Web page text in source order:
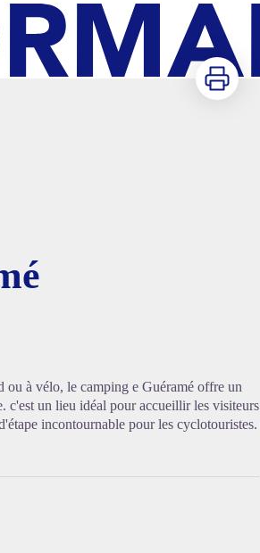
Imprimer
ou à vélo, le camping e Guéramé offre un
c'est un lieu idéal pour accueillir les visiteurs
incontournable pour les cyclotouristes.